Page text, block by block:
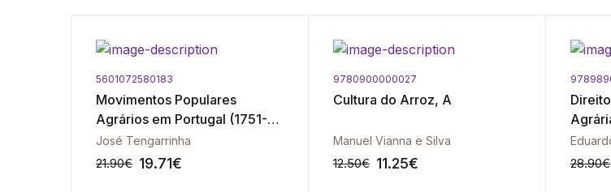
5601072580183
Movimentos Populares
Agrários em Portugal (1751-
1807) - Vol. I
José Tengarrinha
21.90€ 19.71€
9780900000027
Cultura do Arroz, A
Manuel Vianna e Silva
12.50€ 11.25€ 28.90€